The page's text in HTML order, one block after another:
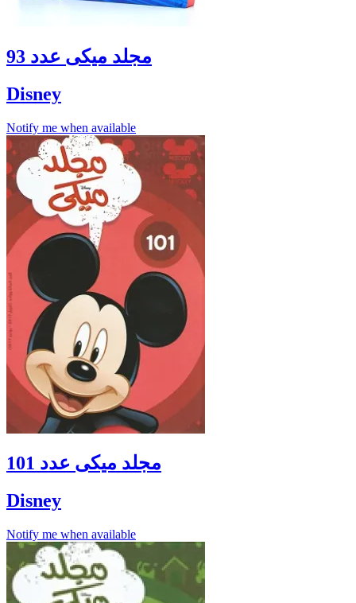
مجلد ميكى عدد 93
Disney
Notify me when available
مجلد ميكى عدد 101
Disney
Notify me when available